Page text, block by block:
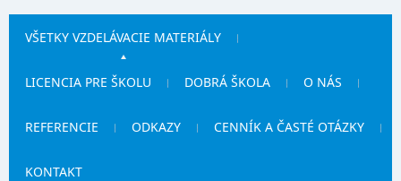
VŠETKY VZDELÁVACIE MATERIÁLY
LICENCIA PRE ŠKOLU DOBRÁ ŠKOLA O NÁS
REFERENCIE ODKAZY CENNÍK A ČASTÉ OTÁZKY
KONTAKT